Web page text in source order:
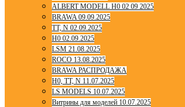
ALBERT MODELL H0 02 09 2025
BRAWA 09.09.2025
TT, N 02.09.2025
H0 02.09.2025
LSM 21.08.2025
ROCO 13.08.2025
BRAWA РАСПРОДАЖА
H0, TT, N 11.07.2025
LS MODELS 10.07.2025
Витрины для моделей 10.07.2025